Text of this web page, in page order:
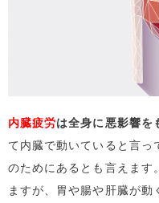
内臓疲労は全身に悪影響を
て内臓で動いていると言っ
のためにあるとも言えます
ますが、胃や腸や肝臓が